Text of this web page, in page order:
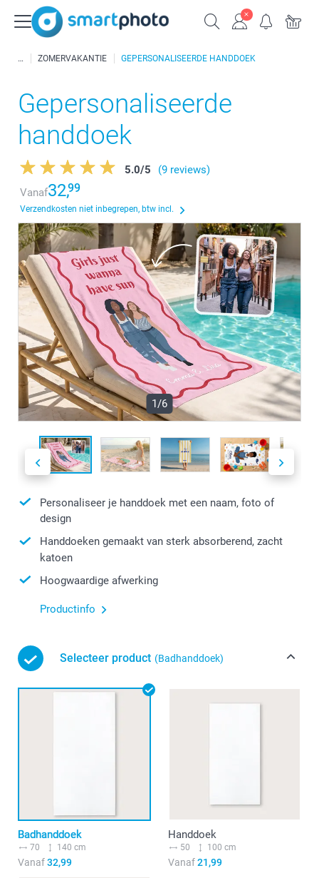
ZOMERVAKANTIE GEPERSONALISEERDE HANDDOEK
Gepersonaliseerde
handdoek
5.0/5
(9 reviews)
Vanaf32,99
Verzendkosten niet inbegrepen, btw incl.
1/6
Personaliseer je handdoek met een naam, foto of
design
Handdoeken gemaakt van sterk absorberend, zacht
katoen
Hoogwaardige afwerking
Productinfo
Selecteer product (Badhanddoek)
Badhanddoek
70 140 cm
Vanaf32,99
Handdoek
50 100 cm
Vanaf21,99